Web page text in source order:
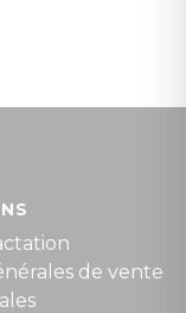
de vente